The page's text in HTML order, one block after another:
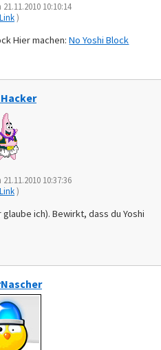
10:10:14
Link)
Hier machen:No Yoshi Block
Hacker
10:37:36
Link)
ich). Bewirkt, dass du Yoshi